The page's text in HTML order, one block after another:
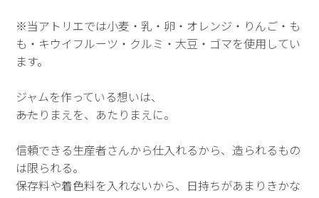
※当アトリエでは小麦・乳・卵・オレンジ・りんご・も
も・キウイフルーツ・クルミ・大豆・ゴマを使用してい
ます。
ジャムを作っている想いは、
――あたりまえを、あたりまえに。
信頼できる生産者さんから仕入れるから、造られるもの
は限られる。
保存料や着色料を入れないから、日持ちがあまりきかな